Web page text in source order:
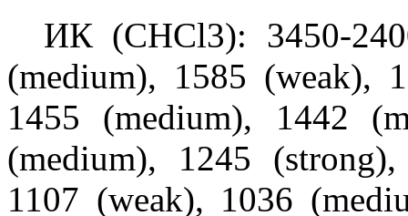
ИК (CHCl3): 3450-
(medium), 1585 (weak),
1455 (medium), 1442
(medium), 1245
1107 (weak), 1036